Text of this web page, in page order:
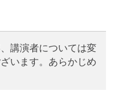
講演者については変
います。あらかじめ